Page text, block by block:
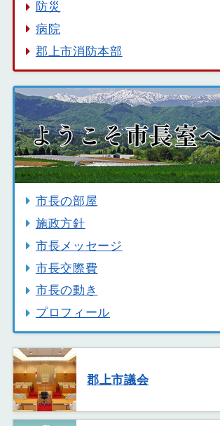
防災
病院
郡上市消防本部
市長の部屋
施政方針
市長メッセージ
市長交際費
市長の動き
プロフィール
郡上市議会